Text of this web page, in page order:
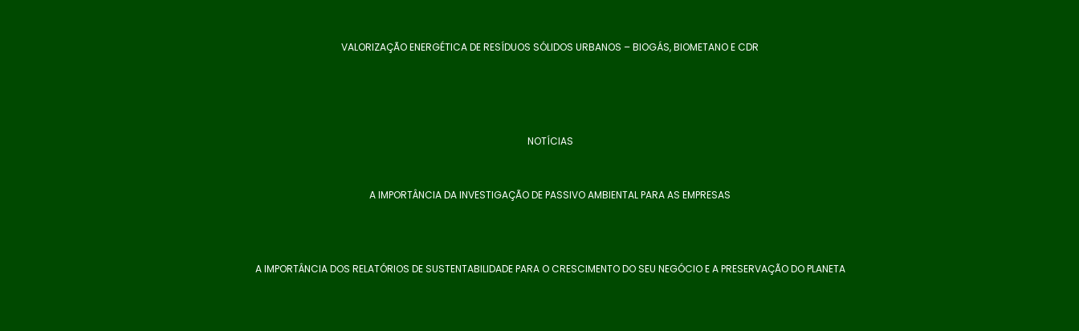
VALORIZAÇÃO ENERGÉTICA DE RESÍDUOS SÓLIDOS URBANOS – BIOGÁS, BIOMETANO E CDR
NOTÍCIAS
A IMPORTÂNCIA DA INVESTIGAÇÃO DE PASSIVO AMBIENTAL PARA AS EMPRESAS
A IMPORTÂNCIA DOS RELATÓRIOS DE SUSTENTABILIDADE PARA O CRESCIMENTO DO SEU NEGÓCIO E A PRESERVAÇÃO DO PLANETA